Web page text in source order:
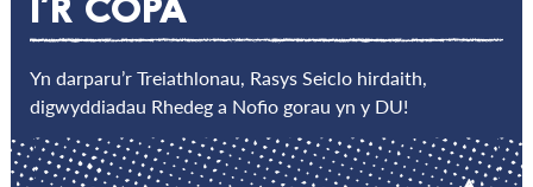
Yn darparu’r Treiathlonau, Rasys Seiclo hirdaith,
digwyddiadau Rhedeg a Nofio gorau yn y DU!